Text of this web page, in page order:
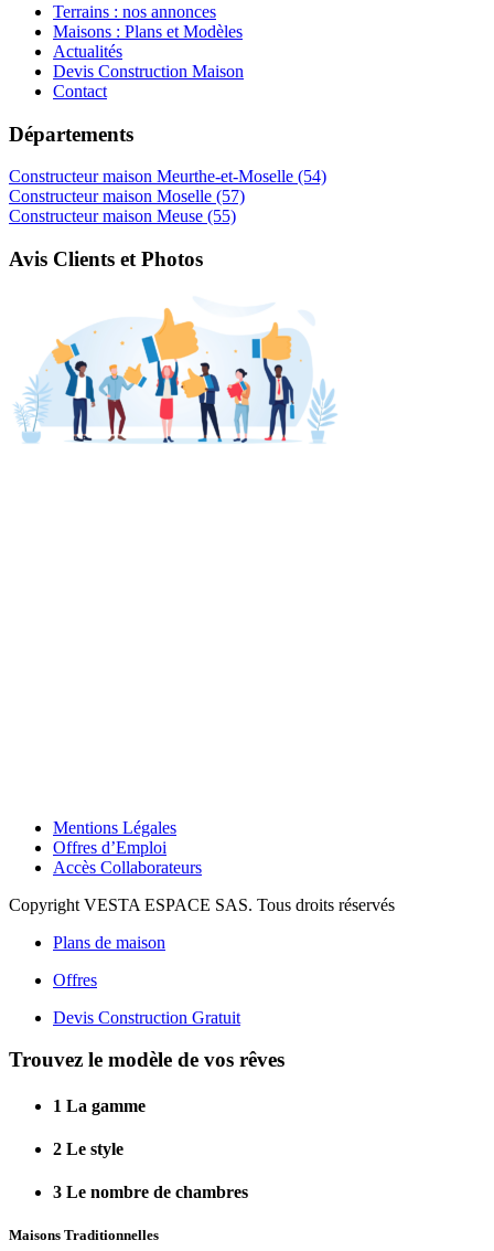
Terrains : nos annonces
Maisons : Plans et Modèles
Actualités
Devis Construction Maison
Contact
Départements
Constructeur maison Meurthe-et-Moselle (54)
Constructeur maison Moselle (57)
Constructeur maison Meuse (55)
Avis Clients et Photos
Mentions Légales
Offres d’Emploi
Accès Collaborateurs
Copyright VESTA ESPACE SAS. Tous droits réservés
Plans de maison
Offres
Devis Construction Gratuit
Trouvez le modèle de vos rêves
1 La gamme
2 Le style
3 Le nombre de chambres
Maisons Traditionnelles